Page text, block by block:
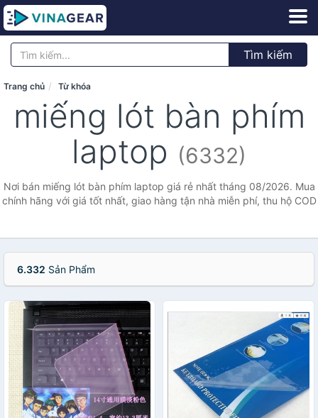
Tìm kiếm
Trang chủ Từ khóa
miếng lót bàn phím
laptop (6332)
Nơi bán miếng lót bàn phím laptop giá rẻ nhất tháng 08/2026. Mua
chính hãng với giá tốt nhất, giao hàng tận nhà miễn phí, thu hộ COD
6.332 Sản Phẩm